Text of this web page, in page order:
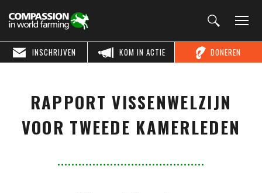
DONEREN
KOM IN ACTIE
INSCHRIJVEN
RAPPORT VISSENWELZIJN
VOOR TWEEDE KAMERLEDEN